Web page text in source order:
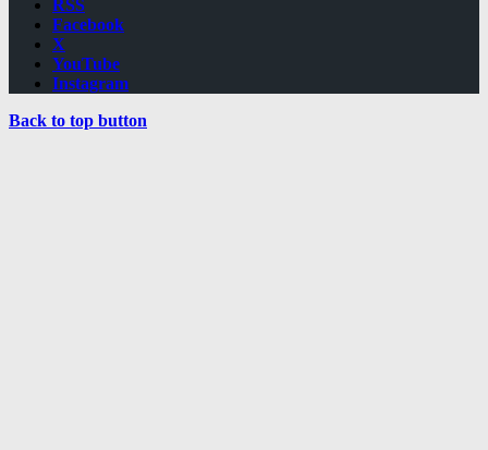
RSS
Facebook
X
YouTube
Instagram
Back to top button